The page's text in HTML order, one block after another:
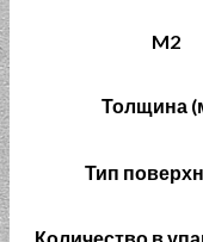
M2
Толщина
Тип